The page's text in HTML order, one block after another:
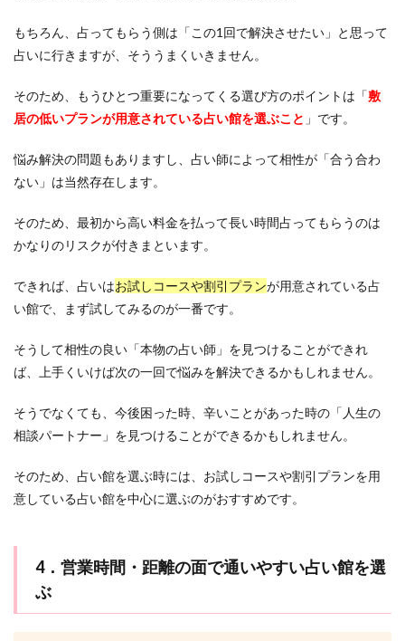
もちろん、占ってもらう側は「この1回で解決させたい」と思って
占いに行きますが、そううまくいきません。
そのため、もうひとつ重要になってくる選び方のポイントは「敷
居の低いプランが用意されている占い館を選ぶこと 」です。
悩み解決の問題もありますし、占い師によって相性が「合う合わ
ない」は当然存在します。
そのため、最初から高い料金を払って長い時間占ってもらうのは
かなりのリスクが付きまといます。
できれば、占いはお試しコースや割引プランが用意されている占
い館で、まず試してみるのが一番です。
そうして相性の良い「本物の占い師」を見つけることができれ
ば、上手くいけば次の一回で悩みを解決できるかもしれません。
そうでなくても、今後困った時、辛いことがあった時の「人生の
相談パートナー」を見つけることができるかもしれません。
そのため、占い館を選ぶ時には、お試しコースや割引プランを用
意している占い館を中心に選ぶのがおすすめです。
4．営業時間・距離の面で通いやすい占い館を選
ぶ